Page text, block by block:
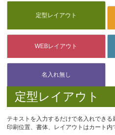
定型レイアウト
テキストを入力するだけで名入れできる
印刷位置、書体、レイアウトはカート内